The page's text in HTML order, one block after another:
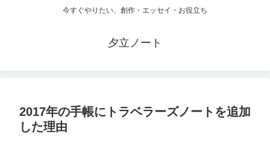
今すぐやりたい、創作・エッセイ・お役立ち
夕立ノート
2017年の手帳にトラベラーズノートを追加
した理由